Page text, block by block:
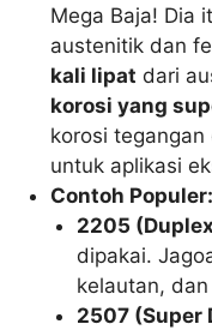
Mega Baja! Dia
austenitik dan
kali lipat dari
korosi yang
korosi
untuk aplikasi
Contoh Populer:
2205
dipakai.
kelautan,
2507 (Super